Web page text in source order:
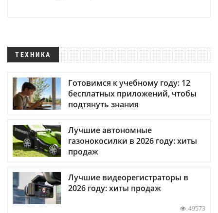
ТЕХНИКА
Готовимся к учебному году: 12
бесплатных приложений, чтобы
подтянуть знания
Лучшие автономные
газонокосилки в 2026 году: хиты
продаж
Лучшие видеорегистраторы в
2026 году: хиты продаж
49573